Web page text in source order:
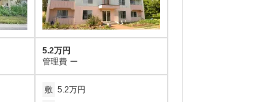
5.2万円
管理費 ー
敷 5.2万円